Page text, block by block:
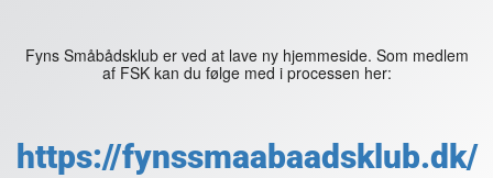
Fyns Småbådsklub er ved at lave ny hjemmeside. Som medlem
af FSK kan du følge med i processen her:
https://fynssmaabaadsklub.dk/